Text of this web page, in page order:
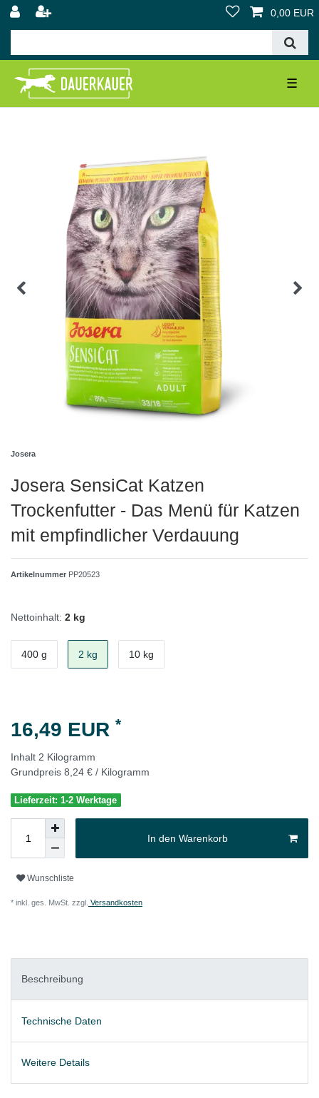
0,00 EUR
☰
Josera
Josera SensiCat Katzen
Trockenfutter - Das Menü für Katzen
mit empfindlicher Verdauung
Artikelnummer PP20523
Nettoinhalt: 2 kg
400 g 2 kg 10 kg
16,49 EUR *
Inhalt 2 Kilogramm
Grundpreis 8,24 € / Kilogramm
Lieferzeit: 1-2 Werktage
In den Warenkorb
Wunschliste
* inkl. ges. MwSt. zzgl. Versandkosten
Beschreibung
Technische Daten
Weitere Details